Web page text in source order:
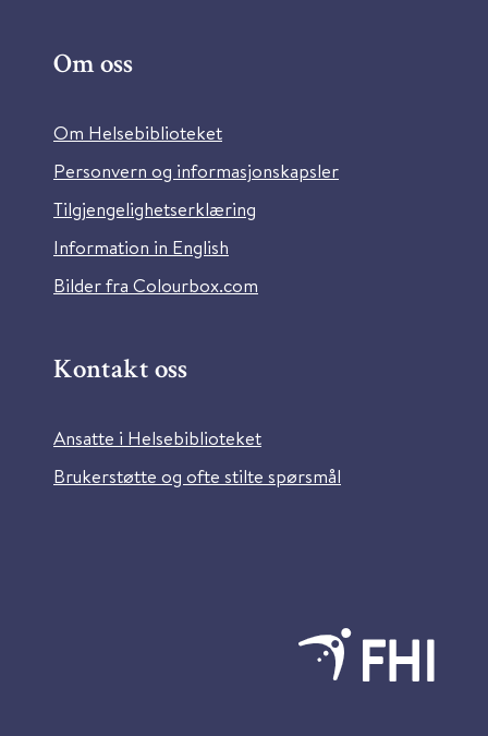
Om oss
Om Helsebiblioteket
Personvern og informasjonskapsler
Tilgjengelighetserklæring
Information in English
Bilder fra Colourbox.com
Kontakt oss
Ansatte i Helsebiblioteket
Brukerstøtte og ofte stilte spørsmål